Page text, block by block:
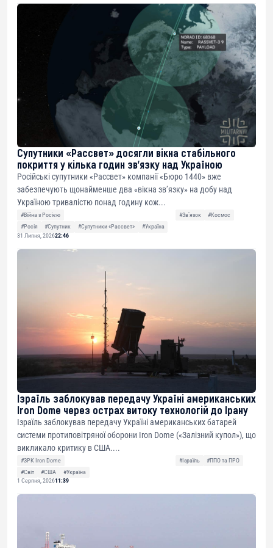
Супутники «Рассвет» досягли вікна стабільного
покриття у кілька годин зв’язку над Україною
Російські супутники «Рассвет» компанії «Бюро 1440» вже
забезпечують щонайменше два «вікна зв’язку» на добу над
Україною тривалістю понад годину кож...
#Війна з Росією #Звʼязок
#Космос
#Росія
#Супутник #Супутники «Рассвет»
#Україна
31 Липня, 202622:46
Ізраїль заблокував передачу Україні американських
Iron Dome через острах витоку технологій до Ірану
Ізраїль заблокував передачу Україні американських батарей
системи протиповітряної оборони Iron Dome («Залізний купол»), що
викликало критику в США....
#ЗРК Iron Dome #Ізраїль
#ППО та ПРО
#Світ
#США
#Україна
1 Серпня, 202611:39